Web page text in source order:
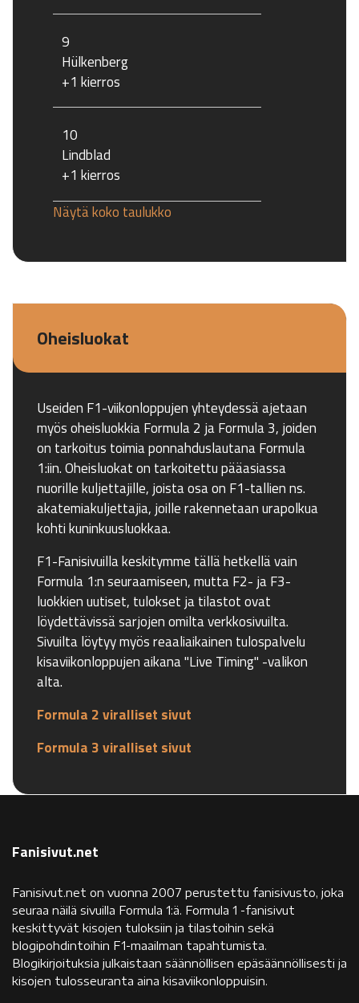
9
Hülkenberg
+1 kierros
10
Lindblad
+1 kierros
Näytä koko taulukko
Oheisluokat
Useiden F1-viikonloppujen yhteydessä ajetaan
myös oheisluokkia Formula 2 ja Formula 3, joiden
on tarkoitus toimia ponnahduslautana Formula
1:iin. Oheisluokat on tarkoitettu pääasiassa
nuorille kuljettajille, joista osa on F1-tallien ns.
akatemiakuljettajia, joille rakennetaan urapolkua
kohti kuninkuusluokkaa.
F1-Fanisivuilla keskitymme tällä hetkellä vain
Formula 1:n seuraamiseen, mutta F2- ja F3-
luokkien uutiset, tulokset ja tilastot ovat
löydettävissä sarjojen omilta verkkosivuilta.
Sivuilta löytyy myös reaaliaikainen tulospalvelu
kisaviikonloppujen aikana "Live Timing" -valikon
alta.
Formula 2 viralliset sivut
Formula 3 viralliset sivut
Fanisivut.net
Fanisivut.net on vuonna 2007 perustettu fanisivusto, joka
seuraa näilä sivuilla Formula 1:ä. Formula 1 -fanisivut
keskittyvät kisojen tuloksiin ja tilastoihin sekä
blogipohdintoihin F1-maailman tapahtumista.
Blogikirjoituksia julkaistaan säännöllisen epäsäännöllisesti ja
kisojen tulosseuranta aina kisaviikonloppuisin.